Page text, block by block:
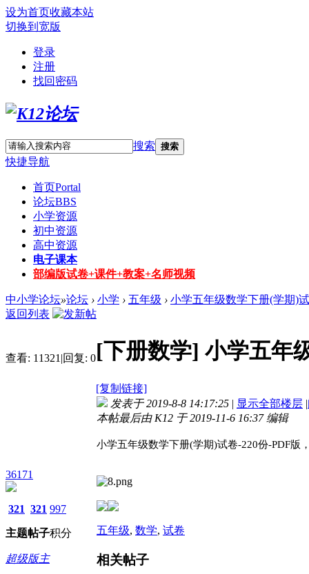
设为首页收藏本站
切换到宽版
登录
注册
找回密码
搜索 搜索
快捷导航
首页Portal
论坛BBS
小学资源
初中资源
高中资源
电子课本
部编版试卷+课件+教案+名师视频
中小学论坛»论坛 › 小学 › 五年级 › 小学五年级数学下册(学期)
返回列表
查看: 11321 |回复: 0[下册数学] 小学五年
[复制链接]
36171
321
主题
321
帖子
997
积分
超级版主
发表于 2019-8-8 14:17:25 | 显示全部楼层 |
本帖最后由 K12 于 2019-11-6 16:37 编辑
小学五年级数学下册(学期)试卷-220份-PDF版
五年级, 数学, 试卷
相关帖子